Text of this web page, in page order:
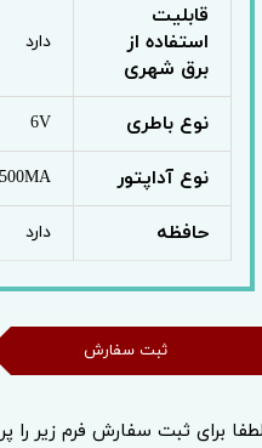
قابلیت
استفاده از
برق شهری
دارد
نوع باطری 6V
نوع آداپتور
حافظه دارد
برای ثبت سفارش فرم زیر را
ثبت سفارش